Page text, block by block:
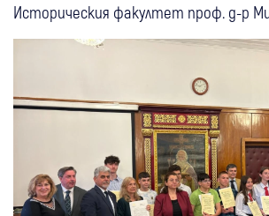
Историческия факултет проф. д-р